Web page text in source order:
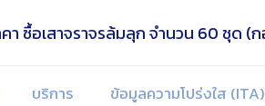
บริการ ข้อมูลความโปร่งใส (ITA)